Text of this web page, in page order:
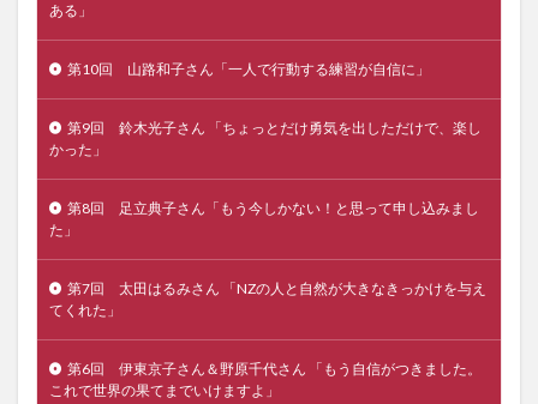
ある」
第10回 山路和子さん「一人で行動する練習が自信に」
第9回 鈴木光子さん 「ちょっとだけ勇気を出しただけで、楽し
かった」
第8回 足立典子さん「もう今しかない！と思って申し込みまし
た」
第7回 太田はるみさん 「NZの人と自然が大きなきっかけを与え
てくれた」
第6回 伊東京子さん＆野原千代さん 「もう自信がつきました。
これで世界の果てまでいけますよ」